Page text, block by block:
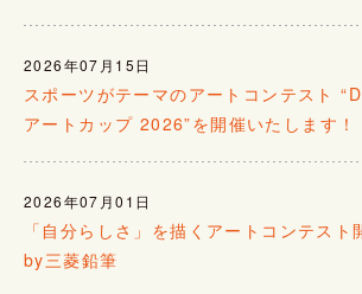
2026年07月15日
スポーツがテーマのアートコンテスト
アートカップ 2026”を開催いたします！
2026年07月01日
「自分らしさ」を描くアートコンテス
by三菱鉛筆